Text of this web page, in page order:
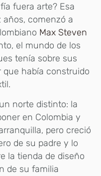
fuera arte? Esa
comenzó a
Max Steven
el mundo de los
tenía sobre sus
que había construido
norte distinto: la
en Colombia y
pero creció
de su padre y lo
la tienda de diseño
de su familia